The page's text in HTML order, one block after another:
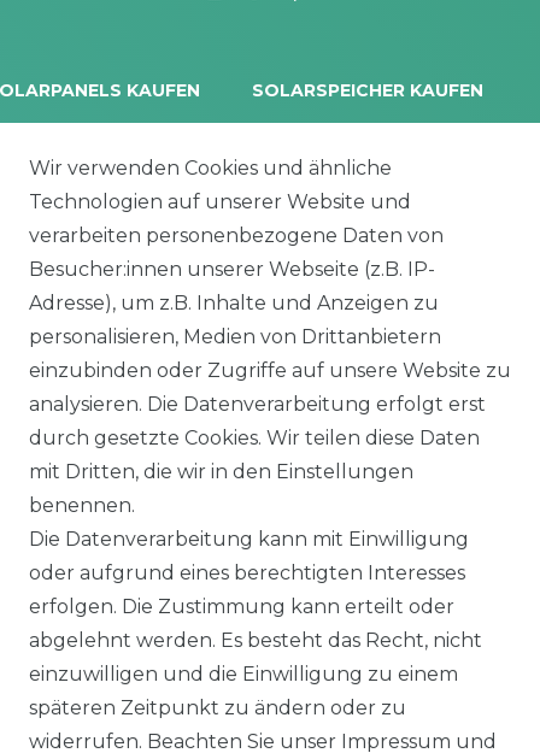
KAUFEN
Solar Module
SOLARSPEICHER KAUFEN
10 kWh Batteriespeicher
Solplanet Batteriespeicher
Growatt Speicher
Trina Solar Speicher
Wechselrichter
Wechselrichter
ZUBEHÖR
Unterkonstruktion
Weiteres Zubehör
Wp Balkonkraftwerk
mit Speicher
NOAH 2000
NEXA 2000
PV-KOMPLETTSETS
Solaranlagen mit Speicher
Insel Solaranlagen
10 kW PV-Anlage mit Speicher
8 kWp Solaranlagen
15 kWp Solaranlagen
20 kWp Solaranlagen
25 kWp Solaranlagen
Wir verwenden Cookies und ähnliche
Technologien auf unserer Website und
verarbeiten personenbezogene Daten von
Besucher:innen unserer Webseite (z.B. IP-
Adresse), um z.B. Inhalte und Anzeigen zu
personalisieren, Medien von Drittanbietern
einzubinden oder Zugriffe auf unsere Website zu
analysieren. Die Datenverarbeitung erfolgt erst
durch gesetzte Cookies. Wir teilen diese Daten
mit Dritten, die wir in den Einstellungen
benennen.
Die Datenverarbeitung kann mit Einwilligung
oder aufgrund eines berechtigten Interesses
erfolgen. Die Zustimmung kann erteilt oder
abgelehnt werden. Es besteht das Recht, nicht
einzuwilligen und die Einwilligung zu einem
späteren Zeitpunkt zu ändern oder zu
widerrufen. Beachten Sie unser Impressum und